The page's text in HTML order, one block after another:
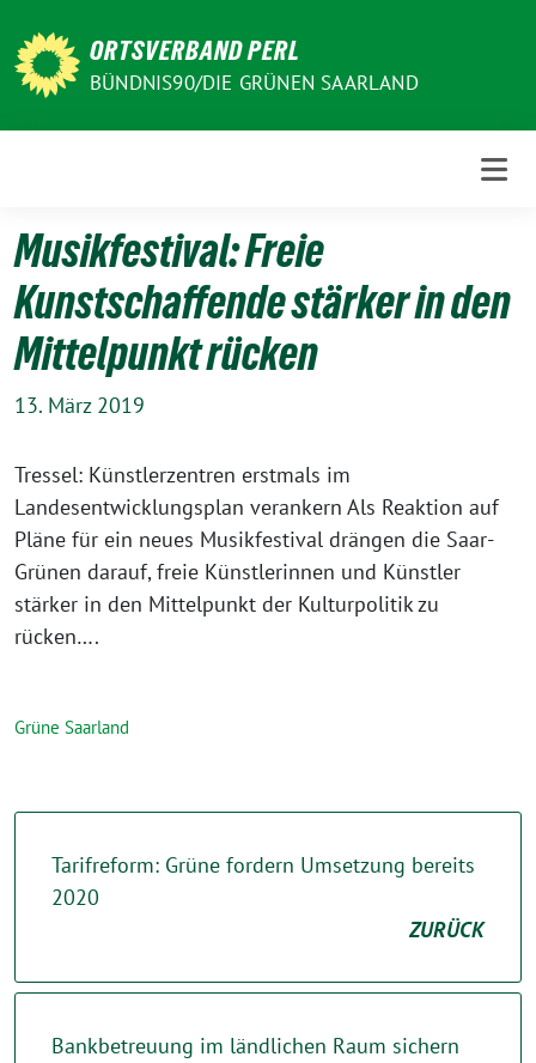
zum
Inhalt
ORTSVERBAND PERL
BÜNDNIS90/DIE GRÜNEN SAARLAND
Musikfestival: Freie
Kunstschaffende stärker in den
Mittelpunkt rücken
13. März 2019
Tressel: Künstlerzentren erstmals im
Landesentwicklungsplan verankern Als Reaktion auf
Pläne für ein neues Musikfestival drängen die Saar-
Grünen darauf, freie Künstlerinnen und Künstler
stärker in den Mittelpunkt der Kulturpolitik zu
rücken….
Grüne Saarland
Tarifreform: Grüne fordern Umsetzung bereits
2020
ZURÜCK
Bankbetreuung im ländlichen Raum sichern